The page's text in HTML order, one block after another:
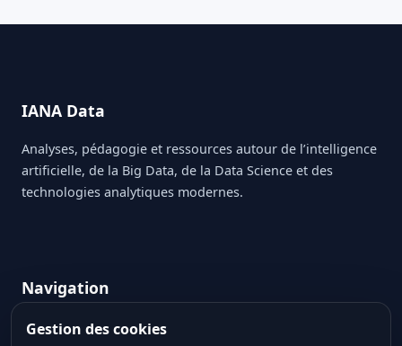
IANA Data
Analyses, pédagogie et ressources autour de l’intelligence
artificielle, de la Big Data, de la Data Science et des
technologies analytiques modernes.
Navigation
Fondamentaux
Gestion des cookies